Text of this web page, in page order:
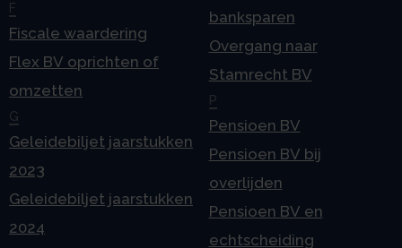
F
Fiscale waardering
Flex BV oprichten of
omzetten
G
Geleidebiljet jaarstukken
2023
Geleidebiljet jaarstukken
2024
banksparen
Overgang naar
Stamrecht BV
P
Pensioen BV
Pensioen BV bij
overlijden
Pensioen BV en
echtscheiding